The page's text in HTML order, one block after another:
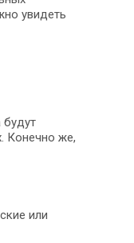
увидеть
Конечно же,
или